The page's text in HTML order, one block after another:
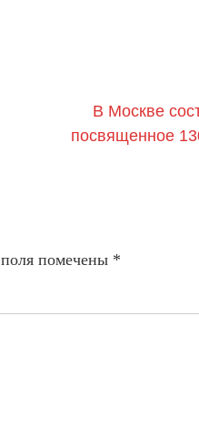
В Москве
посвященное
помечены *